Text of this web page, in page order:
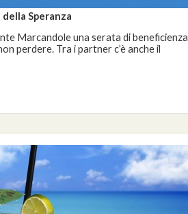
Speranza
Marcandole una serata di beneficienza
perdere. Tra i partner c’è anche il